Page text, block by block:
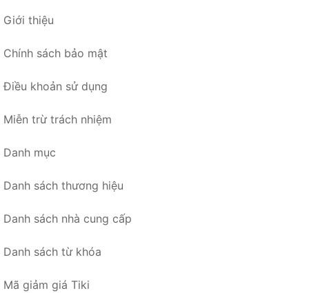
Giới thiệu
Chính sách bảo mật
Điều khoản sử dụng
Miễn trừ trách nhiệm
Danh mục
Danh sách thương hiệu
Danh sách nhà cung cấp
Danh sách từ khóa
Mã giảm giá Tiki